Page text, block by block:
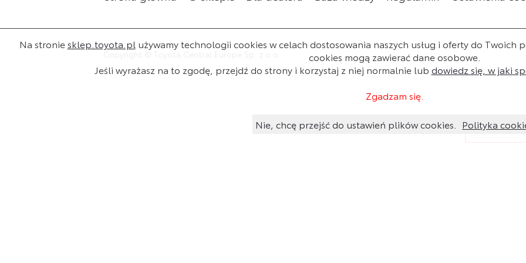
Na stroniesklep.toyota.pl używamy technologii cookies w celach dostosowania naszych usług i oferty do
cookies mogą zawierać dane osobowe.
Jeśli wyrażasz na to zgodę, przejdź do strony i korzystaj z niej normalnie lub dowiedz się, w jaki
Zgadzam się.
Nie, chcę przejść do ustawień plików cookies. Polityka